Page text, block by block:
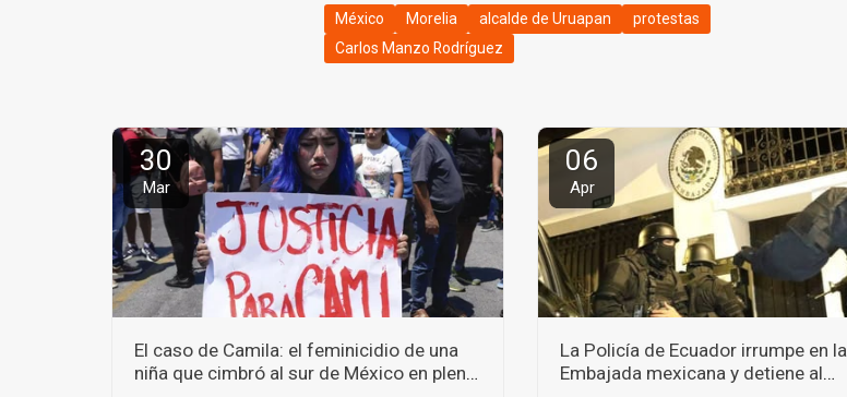
México Morelia alcalde de Uruapan
protestas
Carlos Manzo Rodríguez
30
Mar
El caso de Camila: el feminicidio de una
niña que cimbró al sur de México en plena
06
Apr
La Policía de Ecuador irrumpe en la
Embajada mexicana y detiene al